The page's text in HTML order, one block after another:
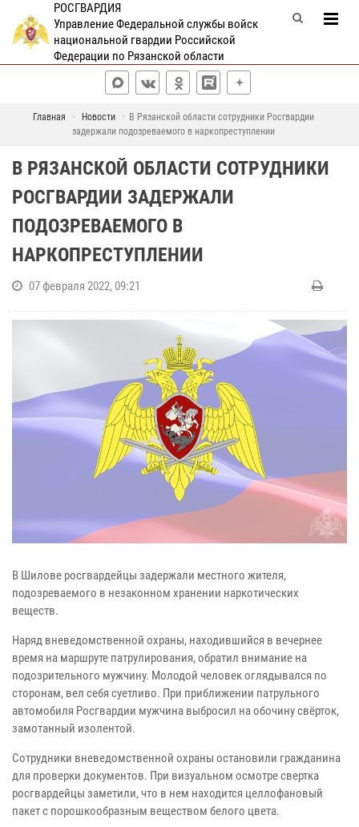
РОСГВАРДИЯ
Управление Федеральной службы войск
национальной гвардии Российской
Федерации по Рязанской области
Главная Новости
В Рязанской области сотрудники Росгвардии
задержали подозреваемого в наркопреступлении
В РЯЗАНСКОЙ ОБЛАСТИ СОТРУДНИКИ
РОСГВАРДИИ ЗАДЕРЖАЛИ
ПОДОЗРЕВАЕМОГО В
НАРКОПРЕСТУПЛЕНИИ
07 февраля 2022, 09:21
В Шилове росгвардейцы задержали местного жителя,
подозреваемого в незаконном хранении наркотических
веществ.
Наряд вневедомственной охраны, находившийся в вечернее
время на маршруте патрулирования, обратил внимание на
подозрительного мужчину. Молодой человек оглядывался по
сторонам, вел себя суетливо. При приближении патрульного
автомобиля Росгвардии мужчина выбросил на обочину свёрток,
замотанный изолентой.
Сотрудники вневедомственной охраны остановили гражданина
для проверки документов. При визуальном осмотре свертка
росгвардейцы заметили, что в нем находится целлофановый
пакет с порошкообразным веществом белого цвета.